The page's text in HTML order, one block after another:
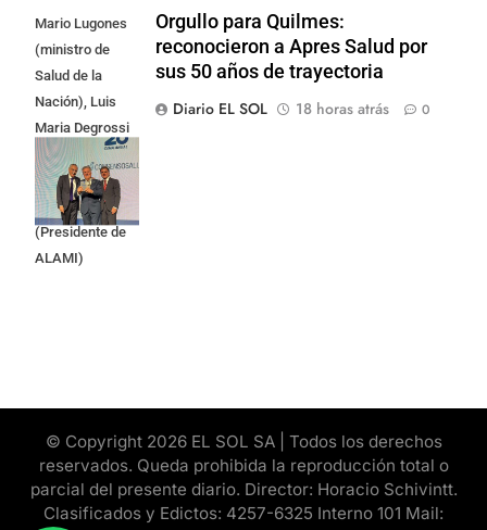
Mario Lugones
(ministro de
Salud de la
Nación), Luis
Maria Degrossi
(Presidente de
Apres Salud) y
Cristian Mazza
(Presidente de
ALAMI)
Orgullo para Quilmes:
reconocieron a Apres Salud por
sus 50 años de trayectoria
Diario EL SOL
18 horas atrás 0
© Copyright 2026 EL SOL SA | Todos los derechos
reservados. Queda prohibida la reproducción total o
parcial del presente diario. Director: Horacio Schivintt.
Clasificados y Edictos: 4257-6325 Interno 101 Mail: